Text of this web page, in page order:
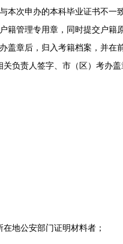
次申办的本科毕业证书不一
籍管理专用章，同时提交户籍
盖章后，归入考籍档案，并在
负责人签字、市（区）考办盖
地公安部门证明材料者；